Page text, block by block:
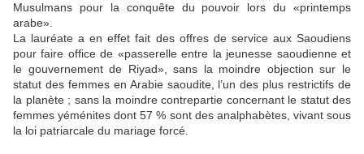
Musulmans pour la conquête du pouvoir lors du «printemps
arabe».
La lauréate a en effet fait des offres de service aux Saoudiens
pour faire office de «passerelle entre la jeunesse saoudienne et
le gouvernement de Riyad», sans la moindre objection sur le
statut des femmes en Arabie saoudite, l’un des plus restrictifs de
la planète ; sans la moindre contrepartie concernant le statut des
femmes yéménites dont 57 % sont des analphabètes, vivant sous
la loi patriarcale du mariage forcé.